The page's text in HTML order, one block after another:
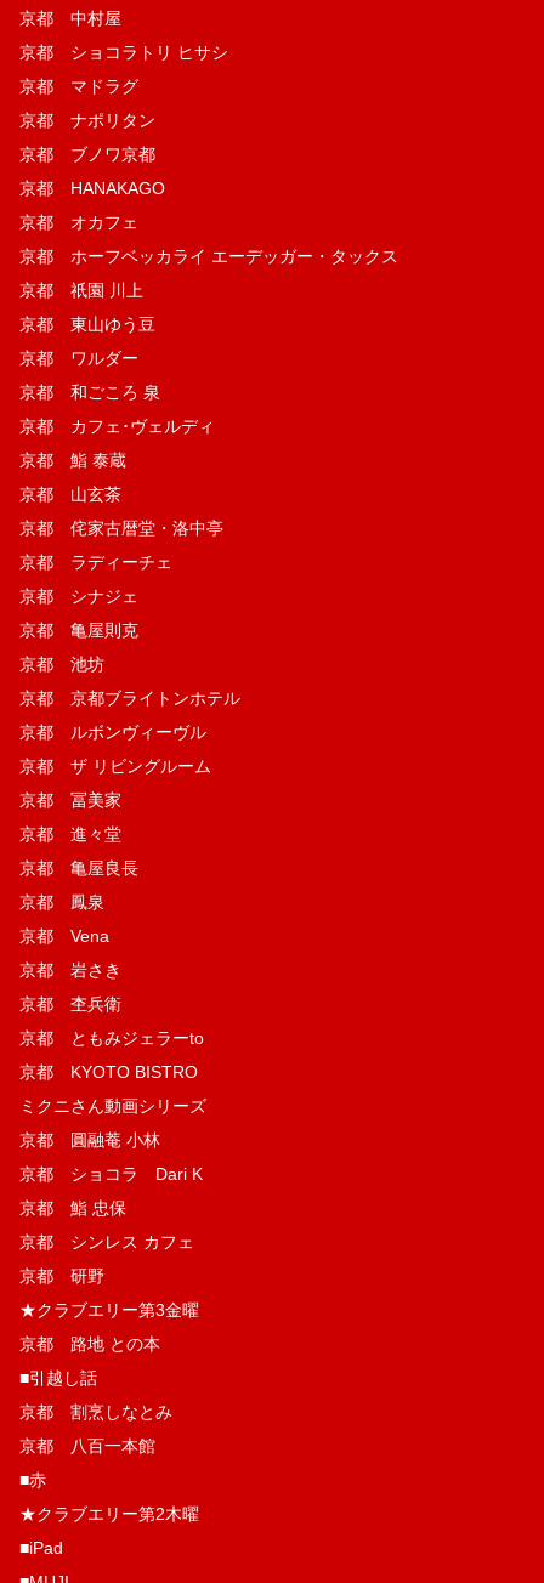
京都 中村屋
京都 ショコラトリ ヒサシ
京都 マドラグ
京都 ナポリタン
京都 ブノワ京都
京都 HANAKAGO
京都 オカフェ
京都 ホーフベッカライ エーデッガー・タックス
京都 祇園 川上
京都 東山ゆう豆
京都 ワルダー
京都 和ごころ 泉
京都 カフェ･ヴェルディ
京都 鮨 泰蔵
京都 山玄茶
京都 侘家古暦堂・洛中亭
京都 ラディーチェ
京都 シナジェ
京都 亀屋則克
京都 池坊
京都 京都ブライトンホテル
京都 ルボンヴィーヴル
京都 ザ リビングルーム
京都 冨美家
京都 進々堂
京都 亀屋良長
京都 鳳泉
京都 Vena
京都 岩さき
京都 杢兵衛
京都 ともみジェラーto
京都 KYOTO BISTRO
ミクニさん動画シリーズ
京都 圓融菴 小林
京都 ショコラ Dari K
京都 鮨 忠保
京都 シンレス カフェ
京都 研野
★クラブエリー第3金曜
京都 路地 との本
■引越し話
京都 割烹しなとみ
京都 八百一本館
■赤
★クラブエリー第2木曜
■iPad